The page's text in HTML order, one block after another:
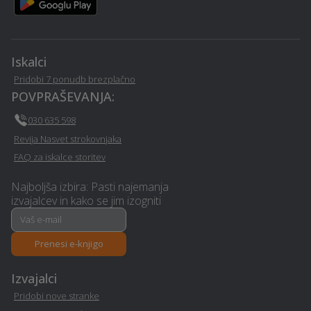
Sostanj
Najem mobilnega WC-ja -
Oglaševalske storitve in
marketing - Sostanj
Rastlinjak - Sostanj
Interier / notranje
oblikovanje - Sostanj
E-učenje na daljavo -
Iskalci
Pridobi 7 ponudb brezplačno
POVPRAŠEVANJA:
030 635 598
Revija Nasvet strokovnjaka
FAQ za iskalce storitev
Najboljša izbira: Pasti najemanja
izvajalcev in kako se jim izogniti
Prenesi e-knjigo
Izvajalci
Pridobi nove stranke